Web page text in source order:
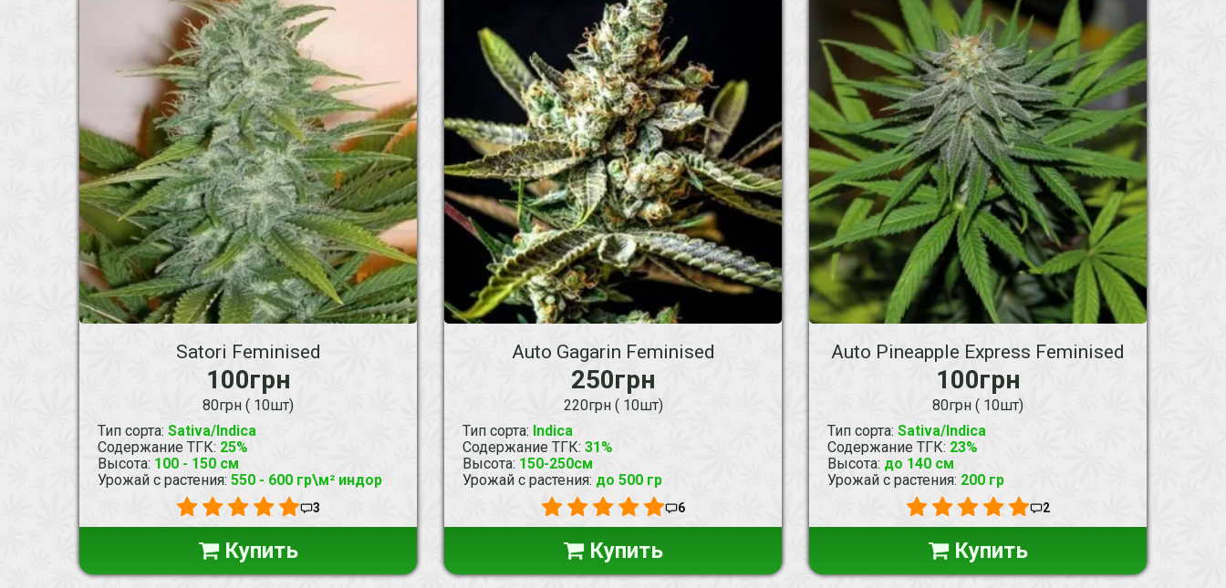
Satori Feminised
100грн
80грн ( 10шт)
Тип сорта: Sativa/Indica
Содержание ТГК: 25%
Высота: 100 - 150 см
Урожай с растения: 550 - 600 гр\м² индор
3
Купить
Auto Gagarin Feminised
250грн
220грн ( 10шт)
Тип сорта: Indica
Содержание ТГК: 31%
Высота: 150-250см
Урожай с растения: до 500 гр
6
Купить
Auto Pineapple Express Feminised
100грн
80грн ( 10шт)
Тип сорта: Sativa/Indica
Содержание ТГК: 23%
Высота: до 140 см
Урожай с растения: 200 гр
2
Купить